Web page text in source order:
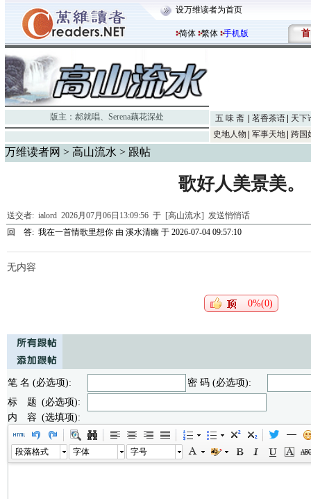
设万维读者为首页
简体 繁体 手机版 首
版主： 郝就唱、 Serena藕花深处 五 味 斋 茗香茶语
天下
史地人物
军事天地 跨国
万维读者网 > 高山流水 > 跟帖
歌好人美景美。
送交者: ialord 2026月07月06日13:09:56 于 [高山流水] 发送悄悄话
回 答: 我在一首情歌里想你 由 溪水清幽 于 2026-07-04 09:57:10
无内容
0%(0)
笔 名 (必选项):
密 码 (必选项):
标 题 (必选项):
内 容 (选填项):
段落格式 字体 字号